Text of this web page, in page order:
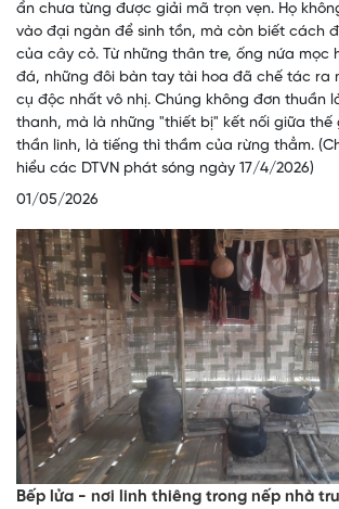
ẩn chưa từng được giải mã trọn vẹn. Họ
vào đại ngàn để sinh tồn, mà còn biết cách
của cây cỏ. Từ những thân tre, ống nứa mọc
đá, những đôi bàn tay tài hoa đã chế tác ra
cụ độc nhất vô nhị. Chúng không đơn thuần
thanh, mà là những "thiết bị" kết nối giữa thế
thần linh, là tiếng thì thầm của rừng thẳm.
hiểu các DTVN phát sóng ngày 17/4/2026)
01/05/2026
Bếp lửa - nơi linh thiêng trong nếp nhà